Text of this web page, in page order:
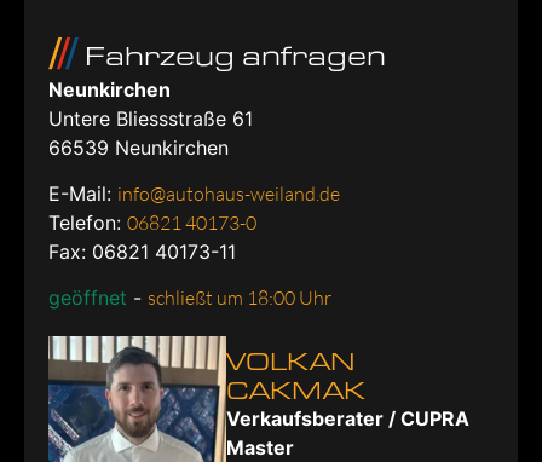
Fahrzeug anfragen
Neunkirchen
Untere Bliessstraße 61
66539 Neunkirchen
E-Mail: info@autohaus-weiland.de
Telefon: 06821 40173-0
Fax: 06821 40173-11
geöffnet - schließt um 18:00 Uhr
VOLKAN
CAKMAK
Verkaufsberater / CUPRA
Master